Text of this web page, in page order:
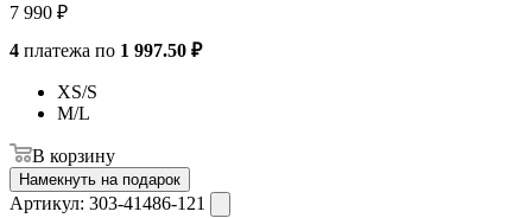
7 990 ₽
4 платежа по 1 997.50 ₽
XS/S
M/L
В корзину
Намекнуть на подарок
Артикул: 303-41486-121